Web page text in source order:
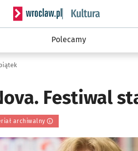
Serwis informacyjny wroclaw.pl
Polecamy
Festiwal
archiwalny